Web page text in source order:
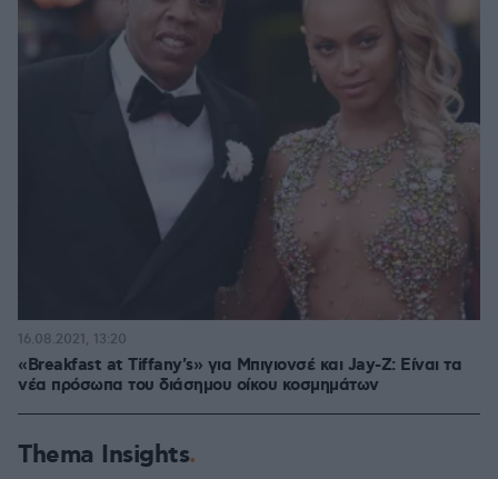
«Breakfast at Tiffany's» για Μπιγιονσέ και Jay-Z: Είναι τα
νέα πρόσωπα του διάσημου οίκου κοσμημάτων
16.08.2021, 13:20
Thema Insights